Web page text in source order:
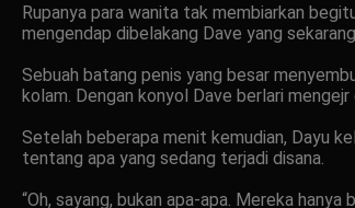
Rupanya para wanita tak membiarkan
mengendap dibelakang Dave yang
Sebuah batang penis yang besar
kolam. Dengan konyol Dave berlari
Setelah beberapa menit kemudian, Dayu
tentang apa yang sedang terjadi disana.
“Oh, sayang, bukan apa-apa. Mereka hanya